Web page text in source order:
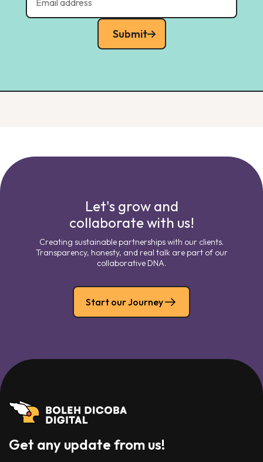
Submit
Let's grow and
collaborate with us!
Creating sustainable partnerships with our clients.
Transparency, honesty, and real talk are part of our
collaborative DNA.
Start our Journey
Get any update from us!